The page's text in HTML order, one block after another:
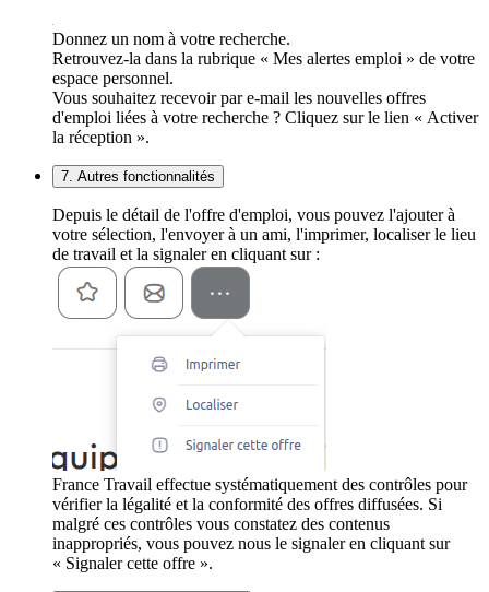
Donnez un nom à votre recherche.
Retrouvez-la dans la rubrique « Mes alertes emploi » de votre
espace personnel.
Vous souhaitez recevoir par e-mail les nouvelles offres
d'emploi liées à votre recherche ? Cliquez sur le lien « Activer
la réception ».
7. Autres fonctionnalités
Depuis le détail de l'offre d'emploi, vous pouvez l'ajouter à
votre sélection, l'envoyer à un ami, l'imprimer, localiser le lieu
de travail et la signaler en cliquant sur :
France Travail effectue systématiquement des contrôles pour
vérifier la légalité et la conformité des offres diffusées. Si
malgré ces contrôles vous constatez des contenus
inappropriés, vous pouvez nous le signaler en cliquant sur
« Signaler cette offre ».